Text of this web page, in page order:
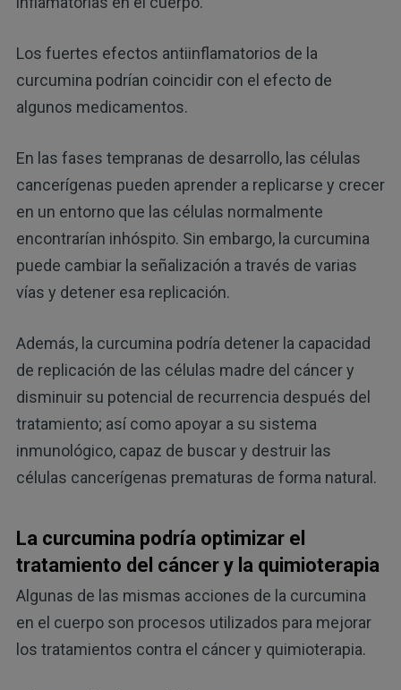
Los fuertes efectos antiinflamatorios de la
curcumina podrían coincidir con el efecto de
algunos medicamentos.
En las fases tempranas de desarrollo, las células
cancerígenas pueden aprender a replicarse y crecer
en un entorno que las células normalmente
encontrarían inhóspito. Sin embargo, la curcumina
puede cambiar la señalización a través de varias
vías y detener esa replicación.
Además, la curcumina podría detener la capacidad
de replicación de las células madre del cáncer y
disminuir su potencial de recurrencia después del
tratamiento; así como apoyar a su sistema
inmunológico, capaz de buscar y destruir las
células cancerígenas prematuras de forma natural.
La curcumina podría optimizar el
tratamiento del cáncer y la quimioterapia
Algunas de las mismas acciones de la curcumina
en el cuerpo son procesos utilizados para mejorar
los tratamientos contra el cáncer y quimioterapia.